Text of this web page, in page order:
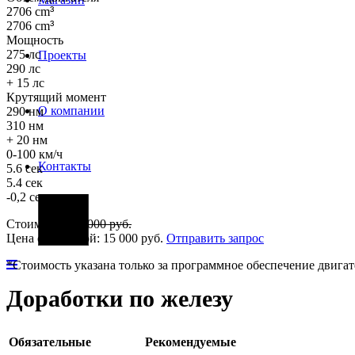
Проекты
О компании
Контакты
2706 cm³
2706 cm³
Мощность
275 лс
290 лс
+ 15 лс
Крутящий момент
290 нм
310 нм
+ 20 нм
0-100 км/ч
5.6 сек
5.4 сек
-0,2 сек
Стоимость:
25 000руб.
Цена со скидкой: 15 000 руб. Отправить запрос
*Стоимость указана только за программное обеспечение
Доработки по железу
Обязательные Рекомендуемые